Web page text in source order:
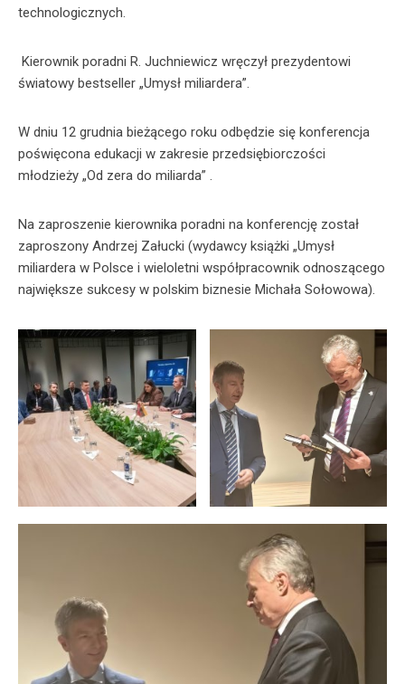
technologicznych.
Kierownik poradni R. Juchniewicz wręczył prezydentowi
światowy bestseller „Umysł miliardera”.
W dniu 12 grudnia bieżącego roku odbędzie się konferencja
poświęcona edukacji w zakresie przedsiębiorczości
młodzieży „Od zera do miliarda” .
Na zaproszenie kierownika poradni na konferencję został
zaproszony Andrzej Załucki (wydawcy książki „Umysł
miliardera w Polsce i wieloletni współpracownik odnoszącego
największe sukcesy w polskim biznesie Michała Sołowowa).